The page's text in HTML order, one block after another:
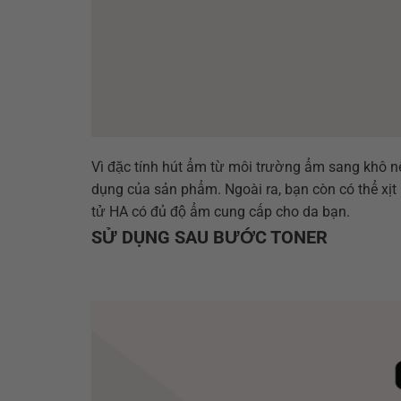
Vì đặc tính hút ẩm từ môi trường ẩm sang khô
dụng của sản phẩm. Ngoài ra, bạn còn có thể
tử HA có đủ độ ẩm cung cấp cho da bạn.
SỬ DỤNG SAU BƯỚC TONER